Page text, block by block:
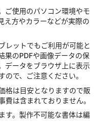
ご使用のパソコン環境やモ
え方やカラーなどが実際の
レットでもご利用が可能と
果のPDFや画像データの保
データをブラウザ上に表示
ので、ご注意ください。
格は目安となりますので販
費は含まれておりません。
す。製作不可能な書体は編